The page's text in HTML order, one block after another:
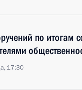
по итогам
17:30